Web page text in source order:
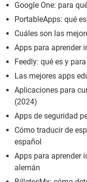
Google One: para
PortableApps: qué
Cuáles son las
Apps para aprender
Feedly: qué es y
Las mejores apps
Aplicaciones para
(2024)
Apps de seguridad
Cómo traducir de
español
Apps para aprender
alemán